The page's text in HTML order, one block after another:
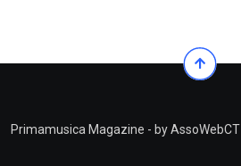
Primamusica Magazine - by AssoWebCT